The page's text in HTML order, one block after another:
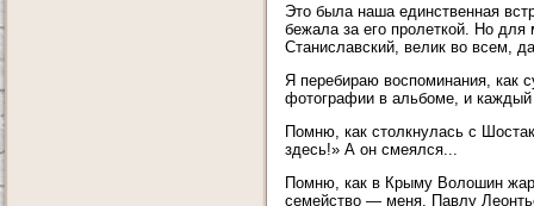
Это была наша единственная
бежала за его пролеткой. Но
Станиславский, велик во всем,
Я перебираю воспоминания, как
фотографии в альбоме, и каждый
Помню, как столкнулась с
здесь!» А он смеялся...
Помню, как в Крыму Волошин
семейство — меня, Павлу